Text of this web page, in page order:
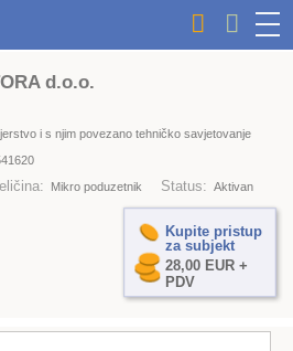
d.o.o.
i s njim povezano tehničko savjetovanje
Mikro poduzetnik Status: Aktivan
Kupite pristup
za subjekt
28,00 EUR +
PDV